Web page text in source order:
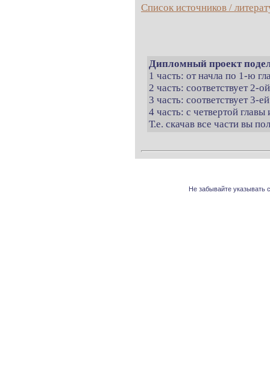
Список источников /
Дипломный проект
1 часть: от начла по 1-ю
2 часть: соответствует 2-
3 часть: соответствует 3-
4 часть: с четвертой
Т.е. скачав все части вы
Не забывайте указывать